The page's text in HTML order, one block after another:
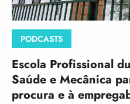
PODCASTS
Escola Profissional
Saúde e Mecânica
procura e à